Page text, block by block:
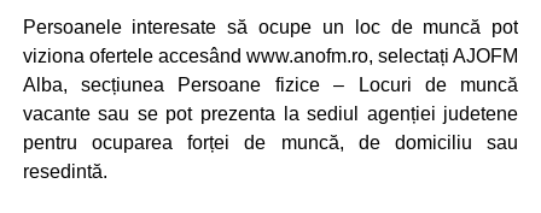
Persoanele interesate să ocupe un loc de muncă pot
viziona ofertele accesând www.anofm.ro, selectați AJOFM
Alba, secțiunea Persoane fizice – Locuri de muncă
vacante sau se pot prezenta la sediul agenției judetene
pentru ocuparea forței de muncă, de domiciliu sau
resedintă.